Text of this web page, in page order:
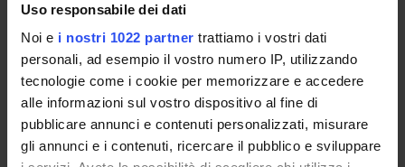
Uso responsabile dei dati
Noi e i nostri 1022 partner trattiamo i vostri dati
personali, ad esempio il vostro numero IP, utilizzando
tecnologie come i cookie per memorizzare e accedere
alle informazioni sul vostro dispositivo al fine di
pubblicare annunci e contenuti personalizzati, misurare
gli annunci e i contenuti, ricercare il pubblico e sviluppare
Scientific areas involved
AREA MIN. 10 - Scienze dell'antichita,filologico-letterarie e
storico-artistiche; AREA MIN. 11 - Scienze storiche,
filosofiche, pedagogiche e psicologiche
Prevalent Category
Attività di coinvolgimento e interazione con il mondo della
scuola: Attività di coinvolgimento e interazione con il